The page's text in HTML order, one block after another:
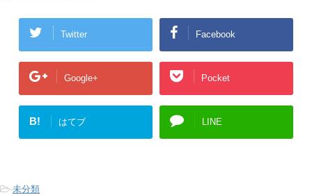
Twitter Facebook
Google+ Pocket
B! はてブ LINE
-未分類